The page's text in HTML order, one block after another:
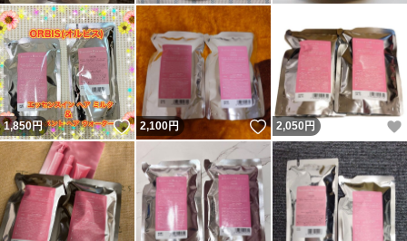
1,850円 いいね！
2,100円 いいね！
2,050 円